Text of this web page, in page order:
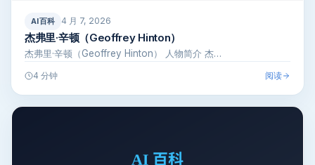
AI百科 4 月 7, 2026
杰弗里·辛顿（Geoffrey Hinton）
杰弗里·辛顿（Geoffrey Hinton） 人物简介 杰…
4 分钟 阅读